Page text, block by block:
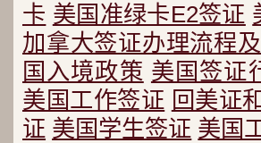
卡 美国准绿卡E2签证
加拿大签证办理流程
国入境政策 美国签证
美国工作签证 回美证
证 美国学生签证 美国